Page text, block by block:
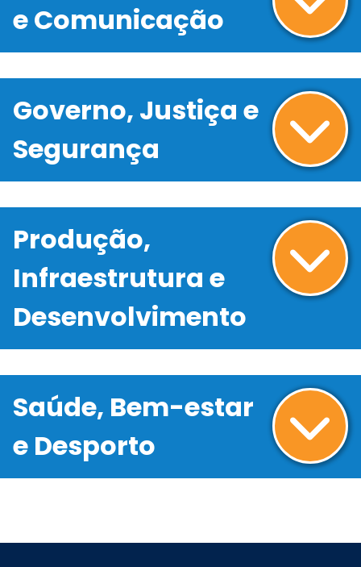
e Comunicação
Governo, Justiça e
Segurança
Produção,
Infraestrutura e
Desenvolvimento
Saúde, Bem-estar
e Desporto